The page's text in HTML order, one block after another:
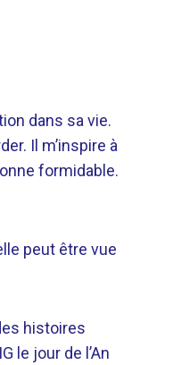
dans sa vie.
Il m’inspire à
formidable.
peut être vue
histoires
le jour de l’An